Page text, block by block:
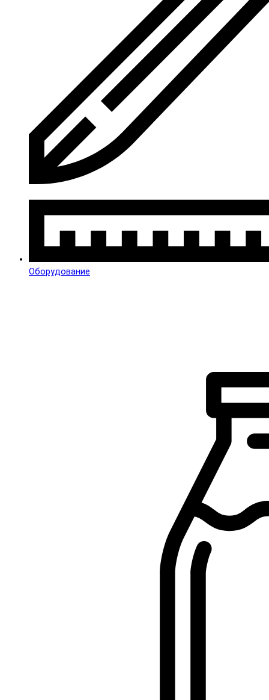
Оборудование